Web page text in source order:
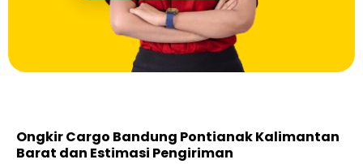
Ongkir Cargo Bandung Pontianak Kalimantan
Barat dan Estimasi Pengiriman